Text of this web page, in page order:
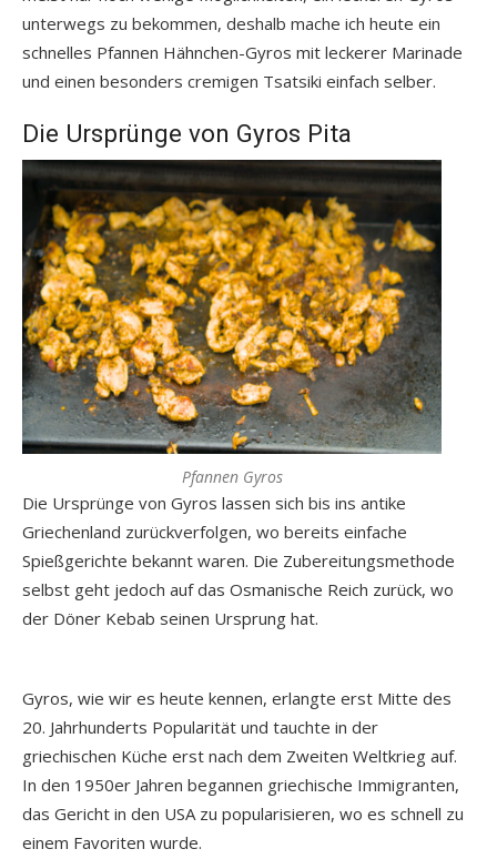
unterwegs zu bekommen, deshalb mache ich heute ein
schnelles Pfannen Hähnchen-Gyros mit leckerer Marinade
und einen besonders cremigen Tsatsiki einfach selber.
Die Ursprünge von Gyros Pita
Pfannen Gyros
Die Ursprünge von Gyros lassen sich bis ins antike
Griechenland zurückverfolgen, wo bereits einfache
Spießgerichte bekannt waren. Die Zubereitungsmethode
selbst geht jedoch auf das Osmanische Reich zurück, wo
der Döner Kebab seinen Ursprung hat.
Gyros, wie wir es heute kennen, erlangte erst Mitte des
20. Jahrhunderts Popularität und tauchte in der
griechischen Küche erst nach dem Zweiten Weltkrieg auf.
In den 1950er Jahren begannen griechische Immigranten,
das Gericht in den USA zu popularisieren, wo es schnell zu
einem Favoriten wurde.